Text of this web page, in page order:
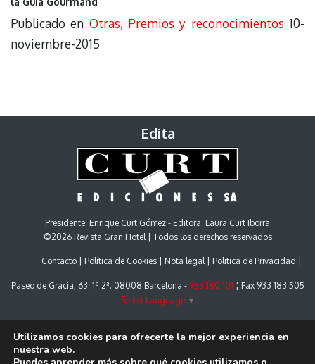
Publicado en Otras, Premios y reconocimientos 10-
noviembre-2015
Edita
Presidente: Enrique Curt Gómez - Editora: Laura Curt Iborra
©2026 Revista Gran Hotel | Todos los derechos reservados
Contacto Política de Cookies Nota legal Politica de Privacidad
Paseo de Gracia, 63. 1º 2ª. 08008 Barcelona - 933 180 101 ¦ Fax 933 183 505
Select Language ▼
Utilizamos cookies para ofrecerte la mejor experiencia en
nuestra web.